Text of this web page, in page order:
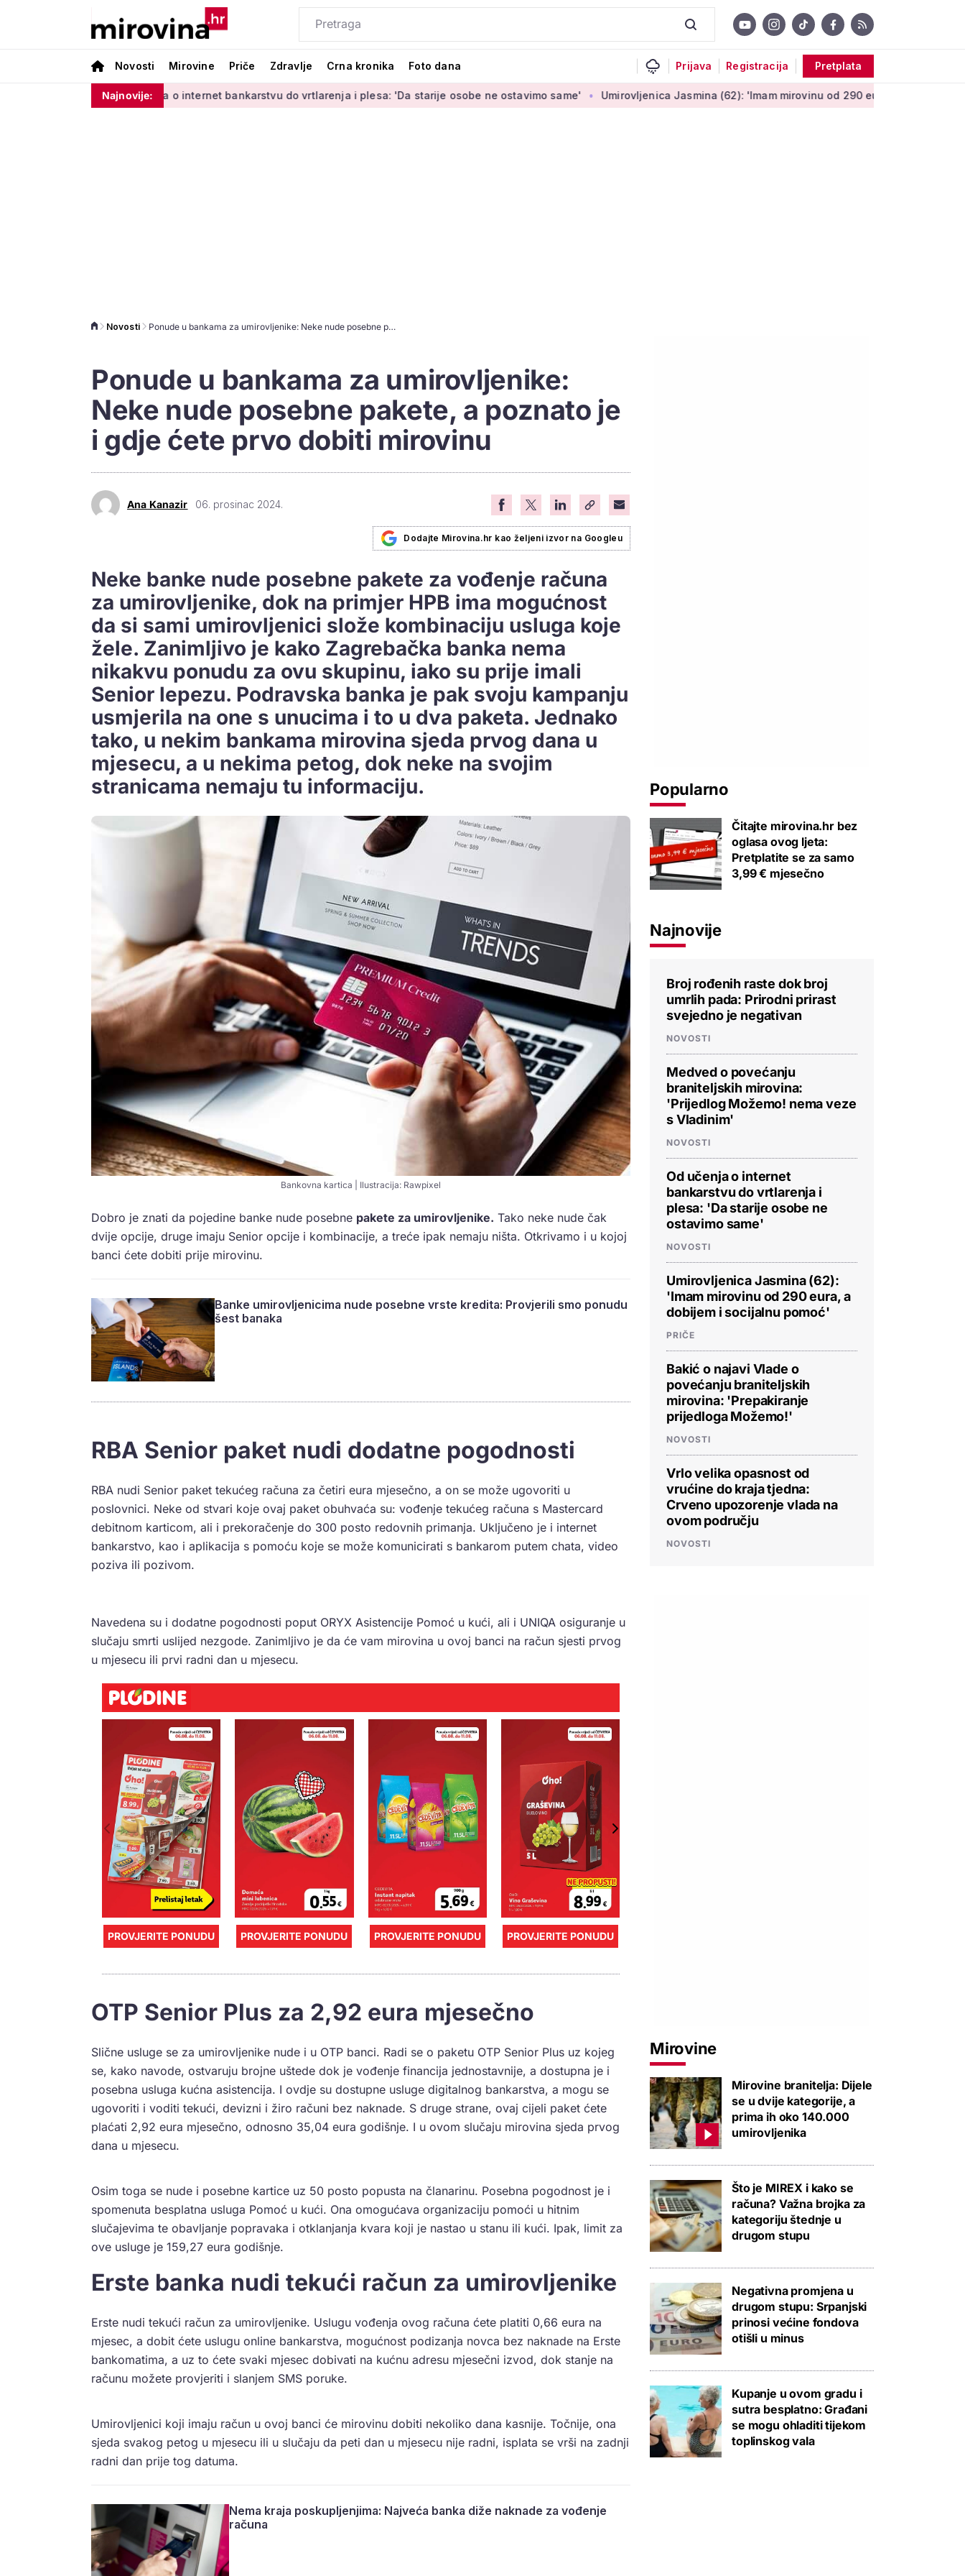
Novosti Mirovine Priče Zdravlje Crna kronika Foto dana Prijava Registracija Pretplata
Najnovije:
Od učenja o internet bankarstvu do vrtlarenja i plesa: 'Da starije osobe ne ostavimo same' Umirovljenica Jasmina (62): 'Imam mirovinu od 290 eura, a dobijem i socijalnu
Novosti Ponude u bankama za umirovljenike: Neke nude posebne pakete, a poznato je i gdje ćete prvo dobiti mirovinu
Ponude u bankama za umirovljenike:
Neke nude posebne pakete, a poznato je
i gdje ćete prvo dobiti mirovinu
Ana Kanazir 06. prosinac 2024.
Dodajte Mirovina.hr kao željeni izvor na Googleu
Neke banke nude posebne pakete za vođenje računa
za umirovljenike, dok na primjer HPB ima mogućnost
da si sami umirovljenici slože kombinaciju usluga koje
žele. Zanimljivo je kako Zagrebačka banka nema
nikakvu ponudu za ovu skupinu, iako su prije imali
Senior lepezu. Podravska banka je pak svoju kampanju
usmjerila na one s unucima i to u dva paketa. Jednako
tako, u nekim bankama mirovina sjeda prvog dana u
mjesecu, a u nekima petog, dok neke na svojim
stranicama nemaju tu informaciju.
Bankovna kartica | Ilustracija: Rawpixel
Dobro je znati da pojedine banke nude posebne pakete za umirovljenike. Tako neke nude čak
dvije opcije, druge imaju Senior opcije i kombinacije, a treće ipak nemaju ništa. Otkrivamo i u kojoj
banci ćete dobiti prije mirovinu.
Banke umirovljenicima nude posebne vrste kredita: Provjerili smo ponudu
šest banaka
RBA Senior paket nudi dodatne pogodnosti
RBA nudi Senior paket tekućeg računa za četiri eura mjesečno, a on se može ugovoriti u
poslovnici. Neke od stvari koje ovaj paket obuhvaća su: vođenje tekućeg računa s Mastercard
debitnom karticom, ali i prekoračenje do 300 posto redovnih primanja. Uključeno je i internet
bankarstvo, kao i aplikacija s pomoću koje se može komunicirati s bankarom putem chata, video
poziva ili pozivom.
Navedena su i dodatne pogodnosti poput ORYX Asistencije Pomoć u kući, ali i UNIQA osiguranje u
slučaju smrti uslijed nezgode. Zanimljivo je da će vam mirovina u ovoj banci na račun sjesti prvog
u mjesecu ili prvi radni dan u mjesecu.
PROVJERITE PONUDU PROVJERITE PONUDU PROVJERITE PONUDU PROVJERITE PONUDU
OTP Senior Plus za 2,92 eura mjesečno
Slične usluge se za umirovljenike nude i u OTP banci. Radi se o paketu OTP Senior Plus uz kojeg
se, kako navode, ostvaruju brojne uštede dok je vođenje financija jednostavnije, a dostupna je i
posebna usluga kućna asistencija. I ovdje su dostupne usluge digitalnog bankarstva, a mogu se
ugovoriti i voditi tekući, devizni i žiro računi bez naknade. S druge strane, ovaj cijeli paket ćete
plaćati 2,92 eura mjesečno, odnosno 35,04 eura godišnje. I u ovom slučaju mirovina sjeda prvog
dana u mjesecu.
Osim toga se nude i posebne kartice uz 50 posto popusta na članarinu. Posebna pogodnost je i
spomenuta besplatna usluga Pomoć u kući. Ona omogućava organizaciju pomoći u hitnim
slučajevima te obavljanje popravaka i otklanjanja kvara koji je nastao u stanu ili kući. Ipak, limit za
ove usluge je 159,27 eura godišnje.
Erste banka nudi tekući račun za umirovljenike
Erste nudi tekući račun za umirovljenike. Uslugu vođenja ovog računa ćete platiti 0,66 eura na
mjesec, a dobit ćete uslugu online bankarstva, mogućnost podizanja novca bez naknade na Erste
bankomatima, a uz to ćete svaki mjesec dobivati na kućnu adresu mjesečni izvod, dok stanje na
računu možete provjeriti i slanjem SMS poruke.
Umirovljenici koji imaju račun u ovoj banci će mirovinu dobiti nekoliko dana kasnije. Točnije, ona
sjeda svakog petog u mjesecu ili u slučaju da peti dan u mjesecu nije radni, isplata se vrši na zadnji
radni dan prije tog datuma.
Nema kraja poskupljenjima: Najveća banka diže naknade za vođenje
računa
Popularno
Čitajte mirovina.hr bez
oglasa ovog ljeta:
Pretplatite se za samo
3,99 € mjesečno
Najnovije
Broj rođenih raste dok broj
umrlih pada: Prirodni prirast
svejedno je negativan
NOVOSTI
Medved o povećanju
braniteljskih mirovina:
'Prijedlog Možemo! nema veze
s Vladinim'
NOVOSTI
Od učenja o internet
bankarstvu do vrtlarenja i
plesa: 'Da starije osobe ne
ostavimo same'
NOVOSTI
Umirovljenica Jasmina (62):
'Imam mirovinu od 290 eura, a
dobijem i socijalnu pomoć'
PRIČE
Bakić o najavi Vlade o
povećanju braniteljskih
mirovina: 'Prepakiranje
prijedloga Možemo!'
NOVOSTI
Vrlo velika opasnost od
vrućine do kraja tjedna:
Crveno upozorenje vlada na
ovom području
NOVOSTI
Mirovine
Mirovine branitelja: Dijele
se u dvije kategorije, a
prima ih oko 140.000
umirovljenika
Što je MIREX i kako se
računa? Važna brojka za
kategoriju štednje u
drugom stupu
Negativna promjena u
drugom stupu: Srpanjski
prinosi većine fondova
otišli u minus
Kupanje u ovom gradu i
sutra besplatno: Građani
se mogu ohladiti tijekom
toplinskog vala